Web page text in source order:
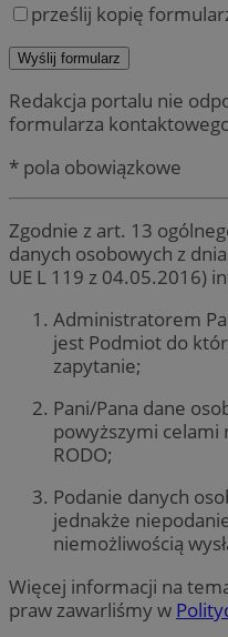
prześlij kopię
Redakcja portalu nie
formularza
* pola obowiązkowe
Zgodnie z art. 13
danych osobowych z
UE L 119 z 04.05.2016)
Administratorem
jest Podmiot do
zapytanie;
Pani/Pana dane
powyższymi celami
RODO;
Podanie danych
jednakże
niemożliwością
Więcej informacji na
praw zawarliśmy w